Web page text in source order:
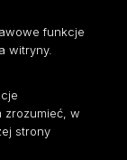
funkcje
witryny.
zrozumieć, w
strony